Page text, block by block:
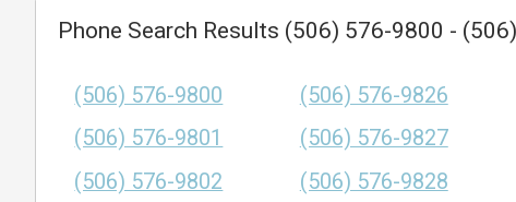
Phone Search Results (506) 576-9800 -
(506) 576-9800
(506) 576-9801
(506) 576-9802
(506) 576-9826
(506) 576-9827
(506) 576-9828